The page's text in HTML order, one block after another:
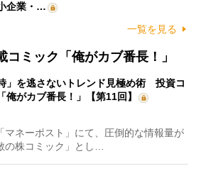
企業・…
一覧を見る
コミック「俺がカブ番長！」
」を逃さないトレンド見極め術 投資コ
俺がカブ番長！」【第11回】
ネーポスト」にて、圧倒的な情報量が
の株コミック」とし…